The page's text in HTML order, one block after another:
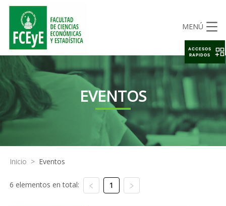
MENÚ
EVENTOS
Inicio > Eventos
6 elementos en total: 1
ACCESOS
RAPIDOS